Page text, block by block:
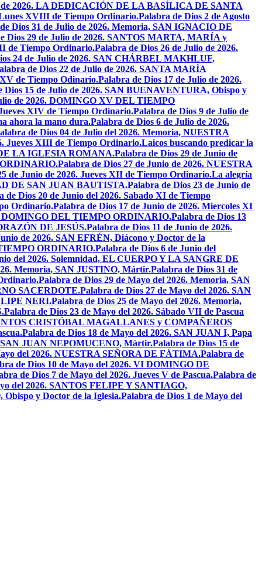
de 2026. LA DEDICACIÓN DE LA BASÍLICA DE SANTA
XVIII de Tiempo Ordinario.Palabra de Dios 2 de Agosto
Dios 31 de Julio de 2026. Memoria, SAN IGNACIO DE
Dios 29 de Julio de 2026. SANTOS MARTA, MARÍA y
de Tiempo Ordinario.Palabra de Dios 26 de Julio de 2026.
24 de Julio de 2026. SAN CHÁRBEL MAKHLUF,
de Dios 22 de Julio de 2026. SANTA MARÍA
de Tiempo Odinario.Palabra de Dios 17 de Julio de 2026.
Dios 15 de Julio de 2026. SAN BUENAVENTURA, Obispo y
de 2026. DOMINGO XV DEL TIEMPO
XIV de Tiempo Ordinario.Palabra de Dios 9 de Julio de
ahora la mano dura.Palabra de Dios 6 de Julio de 2026.
de Dios 04 de Julio del 2026. Memoria, NUESTRA
Jueves XIII de Tiempo Ordinario.Laicos buscando predicar la
LA IGLESIA ROMANA.Palabra de Dios 29 de Junio de
Palabra de Dios 27 de Junio de 2026. NUESTRA
de Junio de 2026. Jueves XII de Tiempo Ordinario.La alegría
DE SAN JUAN BAUTISTA.Palabra de Dios 23 de Junio de
de Dios 20 de Junio del 2026. Sabado XI de Tiempo
Ordinario.Palabra de Dios 17 de Junio de 2026. Miercoles XI
DOMINGO DEL TIEMPO ORDINARIO.Palabra de Dios 13
DE JESÚS.Palabra de Dios 11 de Junio de 2026.
de 2026. SAN EFRÉN, Diácono y Doctor de la
ORDINARIO.Palabra de Dios 6 de Junio del
del 2026. Solemnidad, EL CUERPO Y LA SANGRE DE
Memoria, SAN JUSTINO, Mártir.Palabra de Dios 31 de
Palabra de Dios 29 de Mayo del 2026. Memoria, SAN
SACERDOTE.Palabra de Dios 27 de Mayo del 2026. SAN
NERI.Palabra de Dios 25 de Mayo del 2026. Memoria,
Palabra de Dios 23 de Mayo del 2026. Sábado VII de Pascua
CRISTÓBAL MAGALLANES y COMPAÑEROS
Palabra de Dios 18 de Mayo del 2026. SAN JUAN I, Papa
SAN JUAN NEPOMUCENO, Mártir.Palabra de Dios 15 de
del 2026. NUESTRA SEÑORA DE FÁTIMA.Palabra de
de Dios 10 de Mayo del 2026. VI DOMINGO DE
de Dios 7 de Mayo del 2026. Jueves V de Pascua.Palabra de
del 2026. SANTOS FELIPE Y SANTIAGO,
y Doctor de la Iglesia.Palabra de Dios 1 de Mayo del